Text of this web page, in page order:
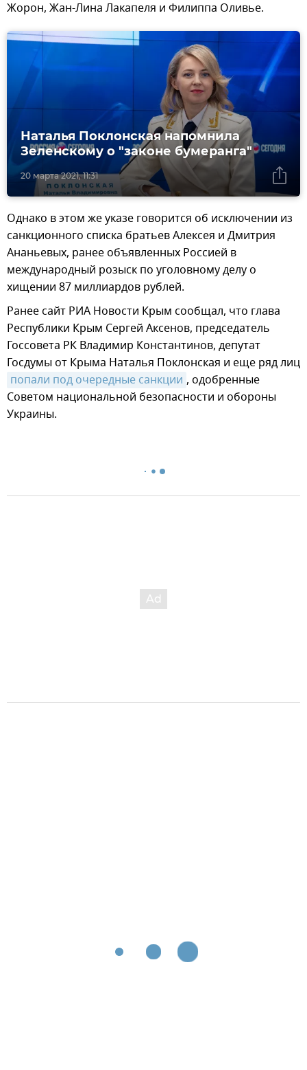
Жорон, Жан-Лина Лакапеля и Филиппа Оливье.
20 марта 2021, 11:31
Наталья Поклонская напомнила
Зеленскому о "законе бумеранга"
Однако в этом же указе говорится об исключении из
санкционного списка братьев Алексея и Дмитрия
Ананьевых, ранее объявленных Россией в
международный розыск по уголовному делу о
хищении 87 миллиардов рублей.
Ранее сайт РИА Новости Крым сообщал, что глава
Республики Крым Сергей Аксенов, председатель
Госсовета РК Владимир Константинов, депутат
Госдумы от Крыма Наталья Поклонская и еще ряд лиц
попали под очередные санкции , одобренные
Советом национальной безопасности и обороны
Украины.